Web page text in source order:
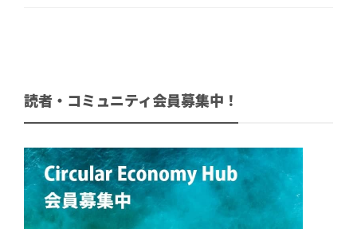
読者・コミュニティ会員募集中！